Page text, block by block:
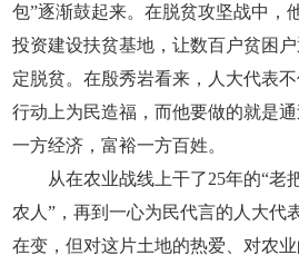
包”逐渐鼓起来。在脱贫攻坚战中，
投资建设扶贫基地，让数百户贫困
定脱贫。在殷秀岩看来，人大代表
行动上为民造福，而他要做的就是
一方经济，富裕一方百姓。
从在农业战线上干了25年的“老
农人”，再到一心为民代言的人大代
在变，但对这片土地的热爱、对农